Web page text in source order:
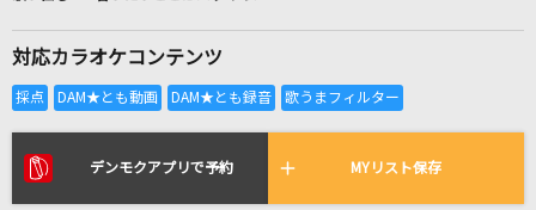
全国りれき
リアルタイムで歌われている曲の一覧
対応カラオケコンテンツ
デンモクアプリで予約 MYリスト保存